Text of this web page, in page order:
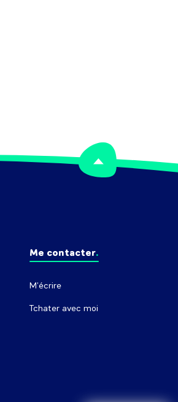
Me contacter
M'écrire
Tchater avec moi